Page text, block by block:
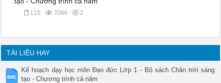
115 7066 2
TÀI LIỆU HAY
Kế hoạch dạy học môn Đạo đức Lớp 1 - Bộ sách Chân trời sáng
tạo - Chương trình cả năm